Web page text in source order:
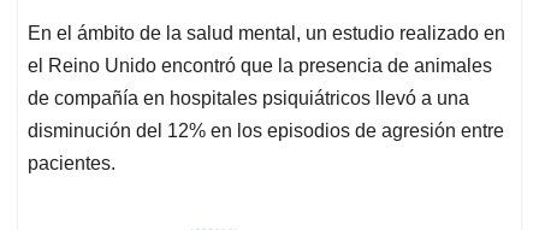
En el ámbito de la salud mental, un estudio realizado en
el Reino Unido encontró que la presencia de animales
de compañía en hospitales psiquiátricos llevó a una
disminución del 12% en los episodios de agresión entre
pacientes.